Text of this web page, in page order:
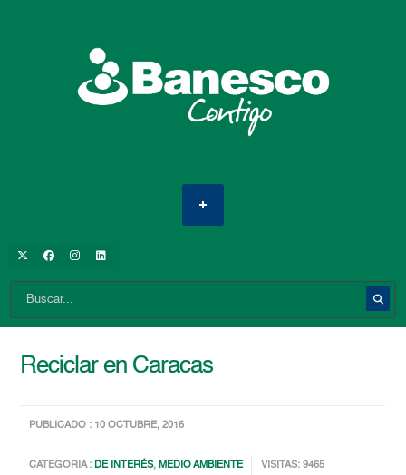
Reciclar en Caracas
PUBLICADO : 10 OCTUBRE, 2016
CATEGORIA :DE INTERÉS,MEDIO AMBIENTE VISITAS: 9465